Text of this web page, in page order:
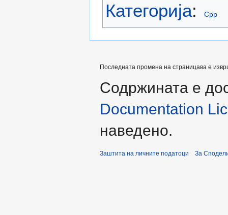
Категорија: Cpp
Последната промена на страницава е
Содржината е
Documentation
наведено.
Заштита на личните податоци За